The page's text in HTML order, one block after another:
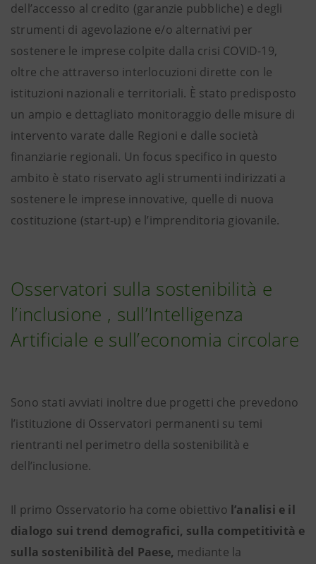
dell’accesso al credito (garanzie pubbliche) e degli
strumenti di agevolazione e/o alternativi per
sostenere le imprese colpite dalla crisi COVID-19,
oltre che attraverso interlocuzioni dirette con le
istituzioni nazionali e territoriali. È stato predisposto
un ampio e dettagliato monitoraggio delle misure di
intervento varate dalle Regioni e dalle società
finanziarie regionali. Un focus specifico in questo
ambito è stato riservato agli strumenti indirizzati a
sostenere le imprese innovative, quelle di nuova
costituzione (start-up) e l’imprenditoria giovanile.
Osservatori sulla sostenibilità e
l’inclusione , sull’Intelligenza
Artificiale e sull’economia circolare
Sono stati avviati inoltre due progetti che prevedono
l’istituzione di Osservatori permanenti su temi
rientranti nel perimetro della sostenibilità e
dell’inclusione.
Il primo Osservatorio ha come obiettivo l’analisi e il
dialogo sui trend demografici, sulla competitività e
sulla sostenibilità del Paese, mediante la